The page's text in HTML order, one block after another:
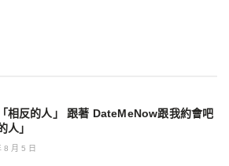
相反的人」 跟著 DateMeNow跟我約會吧
人」
8 月 5 日